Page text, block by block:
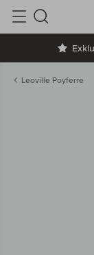
Suche
Leoville Poyferre